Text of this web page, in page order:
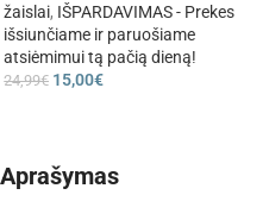
žaislai, IŠPARDAVIMAS - Prekes
išsiunčiame ir paruošiame
atsiėmimui tą pačią dieną!
24,99€ 15,00€
Aprašymas